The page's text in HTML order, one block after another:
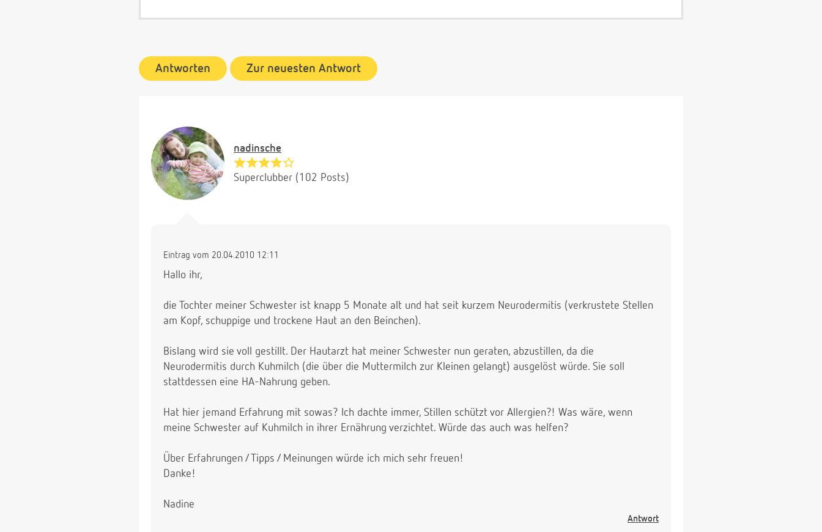
Antworten Zur neuesten Antwort
nadinsche
Superclubber (102 Posts)
Eintrag vom 20.04.2010 12:11
Hallo ihr,
die Tochter meiner Schwester ist knapp 5 Monate alt und hat seit kurzem Neurodermitis (verkrustete Stellen
am Kopf, schuppige und trockene Haut an den Beinchen).
Bislang wird sie voll gestillt. Der Hautarzt hat meiner Schwester nun geraten, abzustillen, da die
Neurodermitis durch Kuhmilch (die über die Muttermilch zur Kleinen gelangt) ausgelöst würde. Sie soll
stattdessen eine HA-Nahrung geben.
Hat hier jemand Erfahrung mit sowas? Ich dachte immer, Stillen schützt vor Allergien?! Was wäre, wenn
meine Schwester auf Kuhmilch in ihrer Ernährung verzichtet. Würde das auch was helfen?
Über Erfahrungen / Tipps / Meinungen würde ich mich sehr freuen!
Danke!
Nadine
Antwort